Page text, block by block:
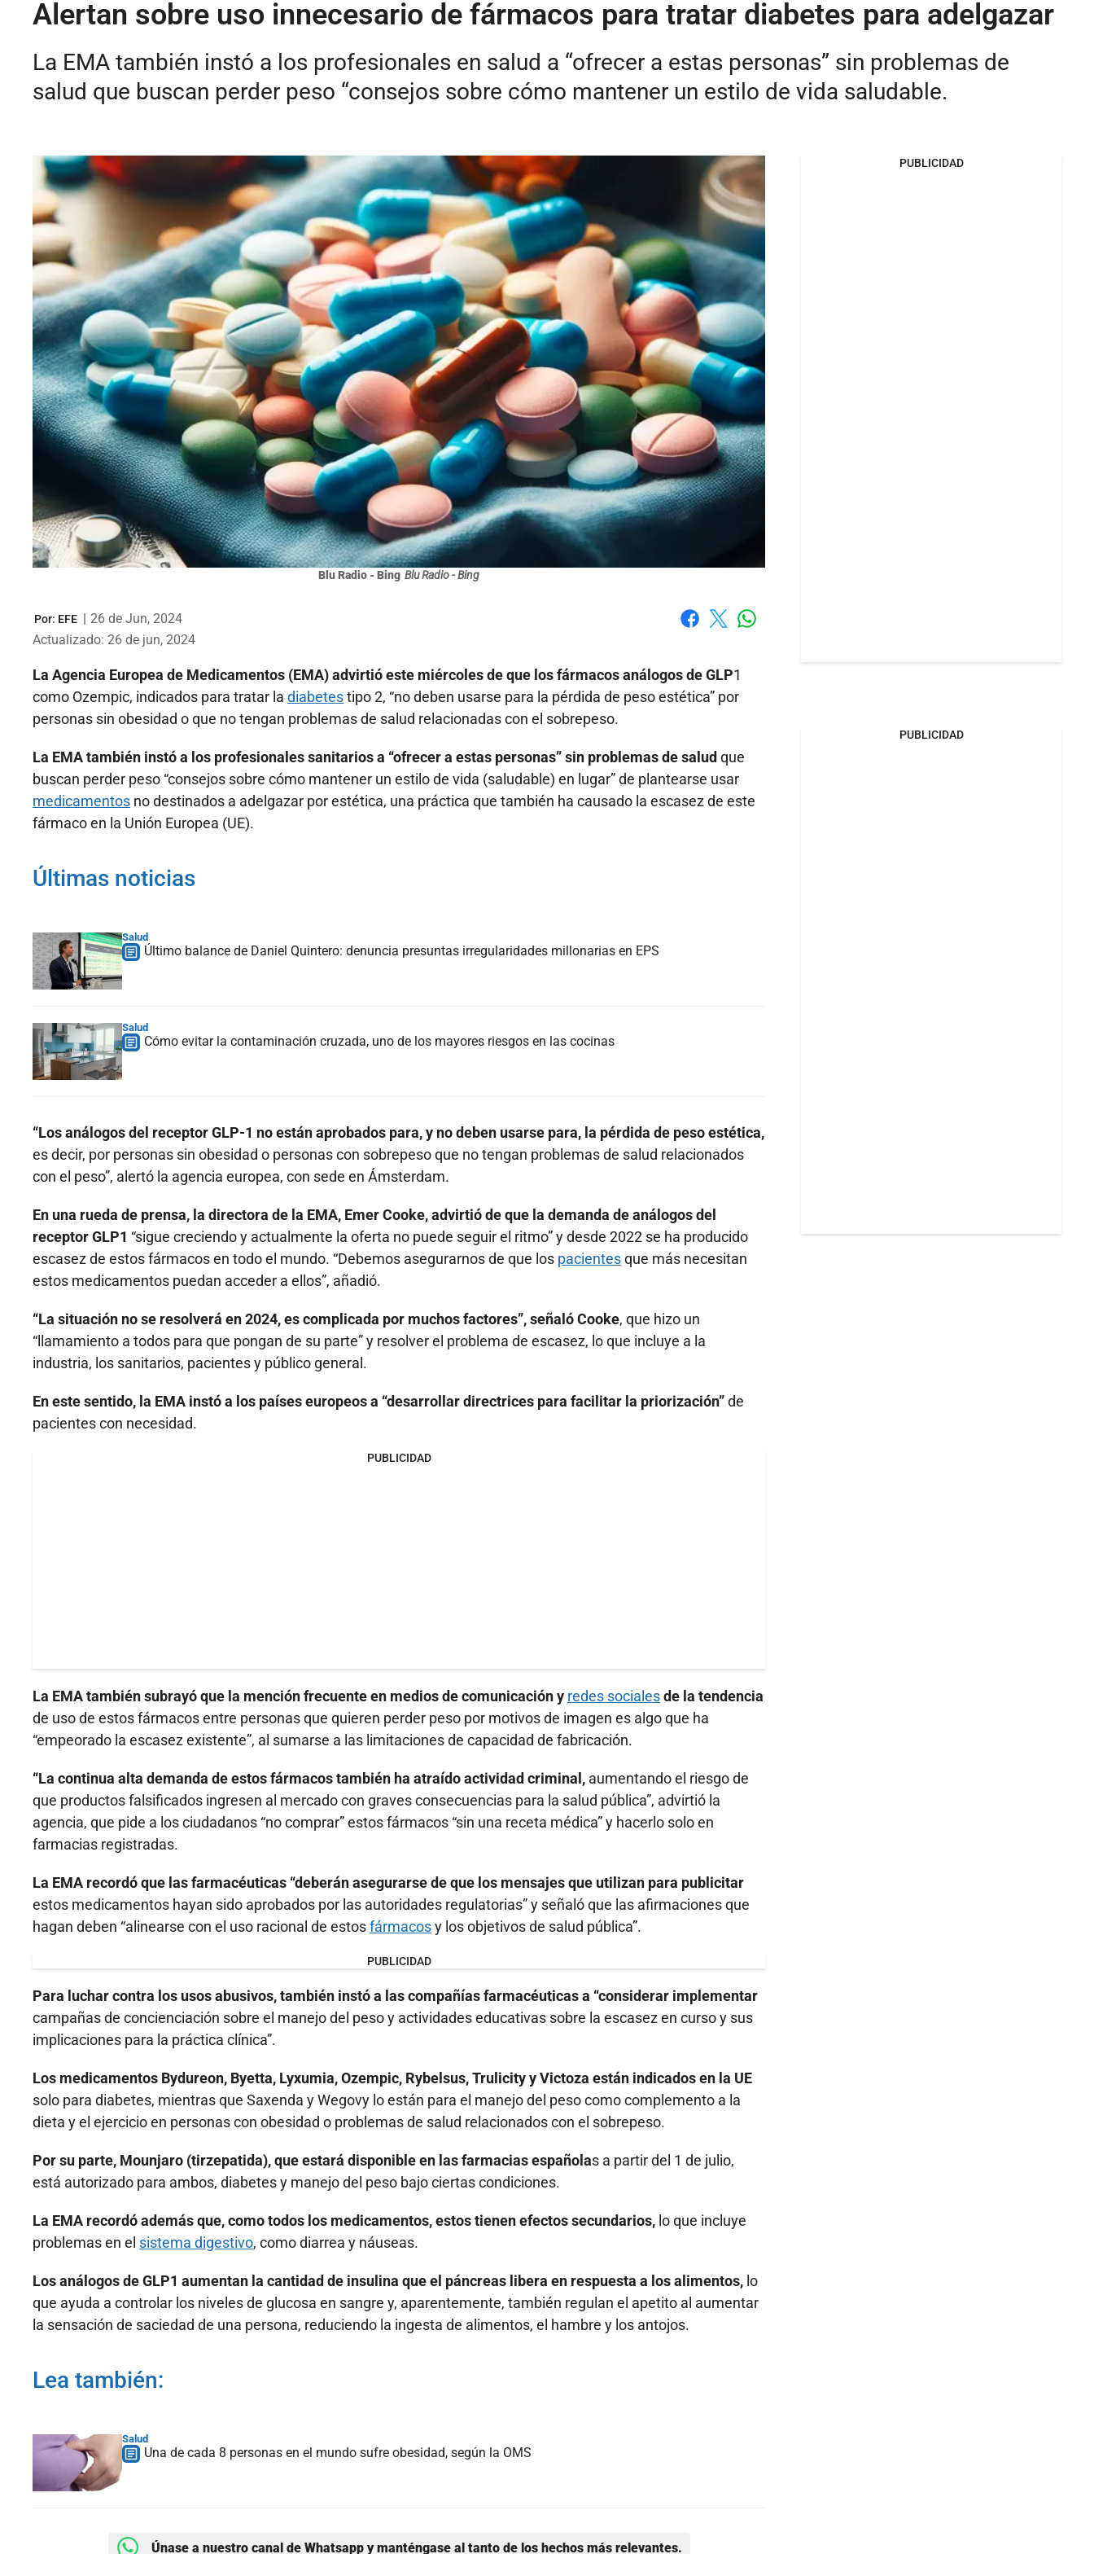
Alertan sobre uso innecesario de fármacos para tratar diabetes para adelgazar
La EMA también instó a los profesionales en salud a “ofrecer a estas personas” sin problemas de
salud que buscan perder peso “consejos sobre cómo mantener un estilo de vida saludable.
Blu Radio - Bing Blu Radio - Bing
Por: EFE | 26 de Jun, 2024
Actualizado: 26 de jun, 2024
La Agencia Europea de Medicamentos (EMA) advirtió este miércoles de que los fármacos análogos de GLP1
como Ozempic, indicados para tratar la diabetestipo 2, “no deben usarse para la pérdida de peso estética” por
personas sin obesidad o que no tengan problemas de salud relacionadas con el sobrepeso.
La EMA también instó a los profesionales sanitarios a “ofrecer a estas personas” sin problemas de salud que
buscan perder peso “consejos sobre cómo mantener un estilo de vida (saludable) en lugar” de plantearse usar
medicamentos no destinados a adelgazar por estética, una práctica que también ha causado la escasez de este
fármaco en la Unión Europea (UE).
Últimas noticias
Salud
Último balance de Daniel Quintero: denuncia presuntas irregularidades millonarias en EPS
Salud
Cómo evitar la contaminación cruzada, uno de los mayores riesgos en las cocinas
“Los análogos del receptor GLP-1 no están aprobados para, y no deben usarse para, la pérdida de peso estética,
es decir, por personas sin obesidad o personas con sobrepeso que no tengan problemas de salud relacionados
con el peso”, alertó la agencia europea, con sede en Ámsterdam.
En una rueda de prensa, la directora de la EMA, Emer Cooke, advirtió de que la demanda de análogos del
receptor GLP1 “sigue creciendo y actualmente la oferta no puede seguir el ritmo” y desde 2022 se ha producido
escasez de estos fármacos en todo el mundo. “Debemos asegurarnos de que los pacientesque más necesitan
estos medicamentos puedan acceder a ellos”, añadió.
“La situación no se resolverá en 2024, es complicada por muchos factores”, señaló Cooke, que hizo un
“llamamiento a todos para que pongan de su parte” y resolver el problema de escasez, lo que incluye a la
industria, los sanitarios, pacientes y público general.
En este sentido, la EMA instó a los países europeos a “desarrollar directrices para facilitar la priorización”de
pacientes con necesidad.
PUBLICIDAD
La EMA también subrayó que la mención frecuente en medios de comunicación y redes socialesde la tendencia
de uso de estos fármacos entre personas que quieren perder peso por motivos de imagen es algo que ha
“empeorado la escasez existente”, al sumarse a las limitaciones de capacidad de fabricación.
“La continua alta demanda de estos fármacos también ha atraído actividad criminal, aumentando el riesgo de
que productos falsificados ingresen al mercado con graves consecuencias para la salud pública”, advirtió la
agencia, que pide a los ciudadanos “no comprar” estos fármacos “sin una receta médica” y hacerlo solo en
farmacias registradas.
La EMA recordó que las farmacéuticas “deberán asegurarse de que los mensajes que utilizan para publicitar
estos medicamentos hayan sido aprobados por las autoridades regulatorias” y señaló que las afirmaciones que
hagan deben “alinearse con el uso racional de estosfármacosy los objetivos de salud pública”.
PUBLICIDAD
Para luchar contra los usos abusivos, también instó a las compañías farmacéuticas a “considerar implementar
campañas de concienciación sobre el manejo del peso y actividades educativas sobre la escasez en curso y sus
implicaciones para la práctica clínica”.
Los medicamentos Bydureon, Byetta, Lyxumia, Ozempic, Rybelsus, Trulicity y Victoza están indicados en la UE
solo para diabetes, mientras que Saxenda y Wegovy lo están para el manejo del peso como complemento a la
dieta y el ejercicio en personas con obesidad o problemas de salud relacionados con el sobrepeso.
Por su parte, Mounjaro (tirzepatida), que estará disponible en las farmacias españolas a partir del 1 de julio,
está autorizado para ambos, diabetes y manejo del peso bajo ciertas condiciones.
La EMA recordó además que, como todos los medicamentos, estos tienen efectos secundarios, lo que incluye
problemas en el sistema digestivo, como diarrea y náuseas.
Los análogos de GLP1 aumentan la cantidad de insulina que el páncreas libera en respuesta a los alimentos, lo
que ayuda a controlar los niveles de glucosa en sangre y, aparentemente, también regulan el apetito al aumentar
la sensación de saciedad de una persona, reduciendo la ingesta de alimentos, el hambre y los antojos.
Lea también:
Salud
Una de cada 8 personas en el mundo sufre obesidad, según la OMS
Únase a nuestro canal de Whatsapp y manténgase al tanto de los hechos más relevantes.
PUBLICIDAD
PUBLICIDAD